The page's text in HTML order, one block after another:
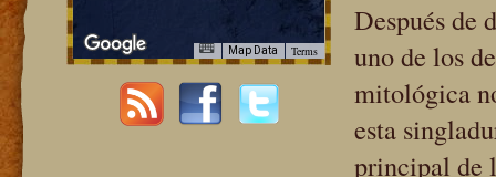
For development purposes only For development
Map Data Terms
Después de
uno de los
mitológica
esta
principal de